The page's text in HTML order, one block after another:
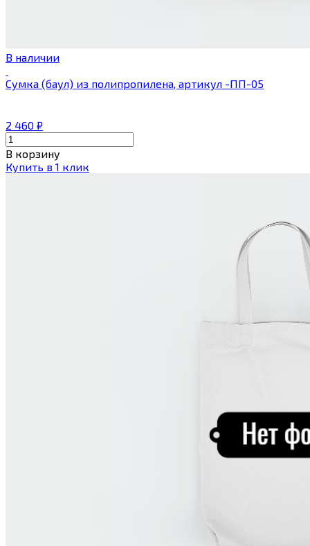
В наличии
Сумка (баул) из полипропилена, артикул -ПП-05
2 460 ₽
В корзину
Купить в 1 клик